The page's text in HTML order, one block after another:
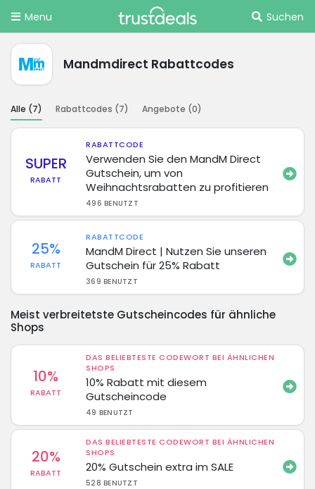
Menu Suchen
Mandmdirect Rabattcodes
Alle (7) Rabattcodes (7) Angebote (0)
SUPER
RABATT
RABATTCODE
Verwenden Sie den MandM Direct
Gutschein, um von
Weihnachtsrabatten zu profitieren
496 BENUTZT
25%
RABATT
RABATTCODE
MandM Direct | Nutzen Sie unseren
Gutschein für 25% Rabatt
369 BENUTZT
Meist verbreitetste Gutscheincodes für ähnliche
Shops
10%
RABATT
DAS BELIEBTESTE CODEWORT BEI ÄHNLICHEN
SHOPS
10% Rabatt mit diesem
Gutscheincode
49 BENUTZT
20%
RABATT
DAS BELIEBTESTE CODEWORT BEI ÄHNLICHEN
SHOPS
20% Gutschein extra im SALE
528 BENUTZT